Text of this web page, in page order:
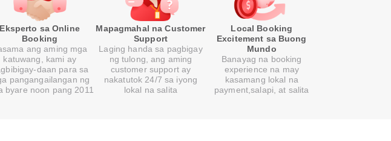
Eksperto sa Online
Booking
ang aming mga
katuwang, kami ay
daan para sa
pangangailangan ng
byare noon pang 2011
Mapagmahal na Customer
Support
Laging handa sa pagbigay
ng tulong, ang aming
customer support ay
nakatutok 24/7 sa iyong
lokal na salita
Local Booking
Excitement sa Buong
Mundo
Banayag na booking
experience na may
kasamang lokal na
payment,salapi, at salita